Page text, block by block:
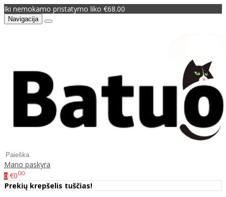
Iki nemokamo pristatymo liko €68.00
Navigacija
Mano paskyra
0 €000
Prekių krepšelis tuščias!